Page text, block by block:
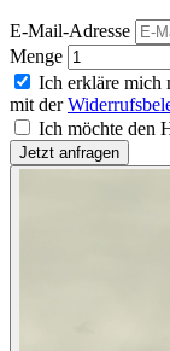
E-Mail-Adresse
Menge
Ich erkläre mich
mit der
Ich möchte den